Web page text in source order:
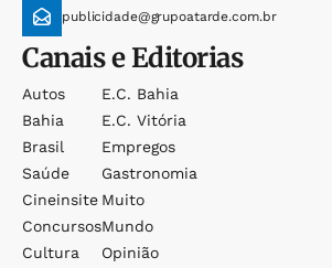
publicidade@grupoatarde.com.br
Canais e Editorias
Autos
Bahia
Brasil
Saúde
Cineinsite
Concursos
Cultura
E.c. Bahia
E.c. Vitória
Empregos
Gastronomia
Muito
Mundo
Opinião